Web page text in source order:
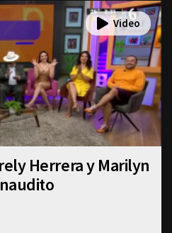
Herrera y Marilyn